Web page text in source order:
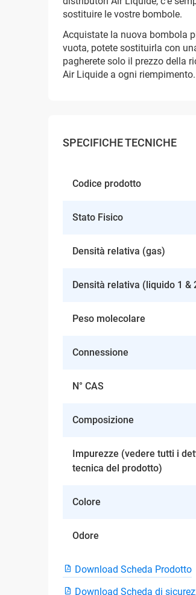
sostituire le vostre bombole.
Acquistate la nuova bombola
vuota, potete sostituirla con
pagherete solo il prezzo della
Air Liquide a ogni riempimento.
SPECIFICHE TECNICHE
Codice prodotto
Stato Fisico
Densità relativa (gas)
Densità relativa (liquido 1 &
Peso molecolare
Connessione
N° CAS
Composizione
Impurezze (vedere tutti i
tecnica del prodotto)
Colore
Odore
Download Scheda Prodotto
Download Scheda di